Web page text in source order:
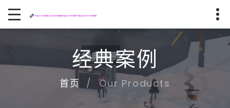
经典案例
首页 Our Products